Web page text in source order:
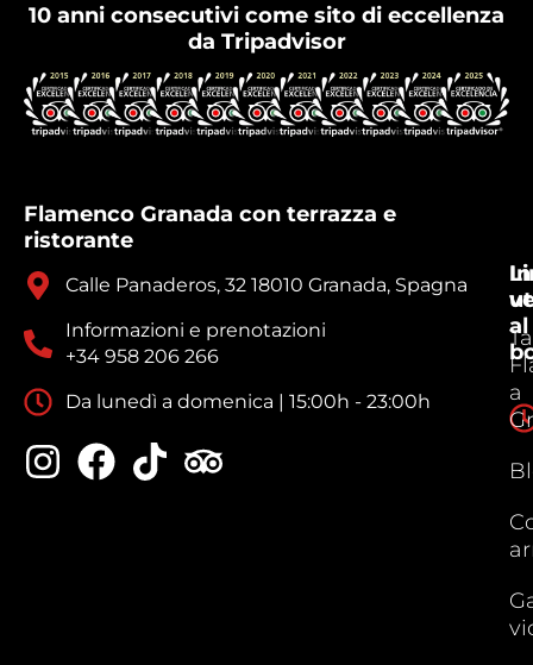
10 anni consecutivi come sito di eccellenza
da Tripadvisor
Flamenco Granada con terrazza e
ristorante
Calle Panaderos, 32 18010 Granada, Spagna
Informazioni e prenotazioni
+34 958 206 266
Da lunedì a domenica | 15:00h - 23:00h
In
al
a